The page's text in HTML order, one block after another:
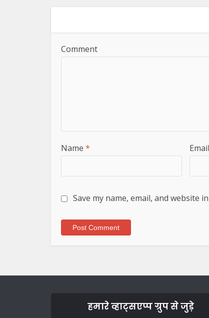
Comment
Name * Email
Save my name, email, and website
हमारे व्हाट्सएप्प ग्रुप से जुड़े